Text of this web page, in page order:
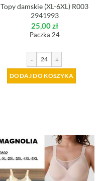
Topy damskie (XL-6XL) R003
2941993
25,00zł
Paczka 24
- +
DODAJ DO KOSZYKA